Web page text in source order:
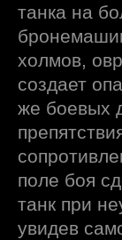
танка на
холмов,
создает
же боевых
поле боя
танк при
увидев